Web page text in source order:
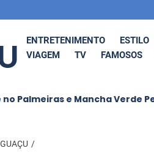
ENTRETENIMENTO ESTILO
VIAGEM
TV FAMOSOS
e Mancha Verde Pede Saída